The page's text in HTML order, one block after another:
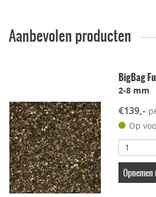
Lichtgewicht
Onderhoudsvriendelijk
Aanbevolen producten
BigBag
2-8 mm
€139,-
Op